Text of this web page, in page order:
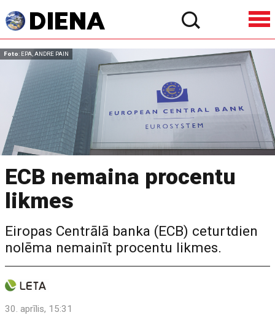
Foto: EPA, ANDRE PAIN
ECB nemaina procentu
likmes
Eiropas Centrālā banka (ECB) ceturtdien
nolēma nemainīt procentu likmes.
30. aprīlis, 15:31